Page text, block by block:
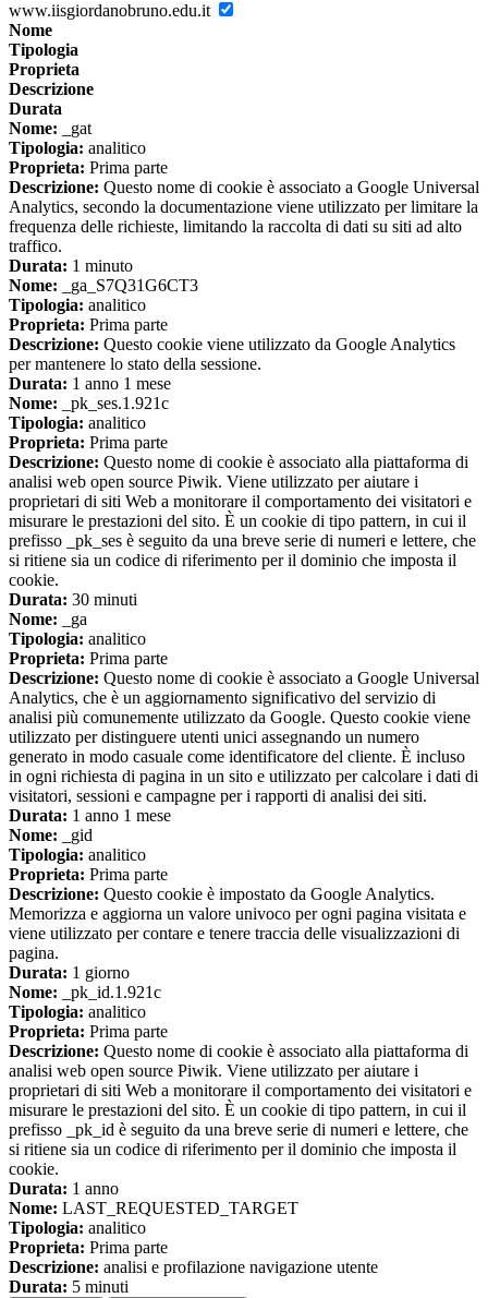
www.iisgiordanobruno.edu.it
Nome
Tipologia
Proprieta
Descrizione
Durata
Nome: _gat
Tipologia: analitico
Proprieta: Prima parte
Descrizione: Questo nome di cookie è associato a Google Universal
Analytics, secondo la documentazione viene utilizzato per limitare la
frequenza delle richieste, limitando la raccolta di dati su siti ad alto
traffico.
Durata: 1 minuto
Nome: _ga_S7Q31G6CT3
Tipologia: analitico
Proprieta: Prima parte
Descrizione: Questo cookie viene utilizzato da Google Analytics
per mantenere lo stato della sessione.
Durata: 1 anno 1 mese
Nome: _pk_ses.1.921c
Tipologia: analitico
Proprieta: Prima parte
Descrizione: Questo nome di cookie è associato alla piattaforma di
analisi web open source Piwik. Viene utilizzato per aiutare i
proprietari di siti Web a monitorare il comportamento dei visitatori e
misurare le prestazioni del sito. È un cookie di tipo pattern, in cui il
prefisso _pk_ses è seguito da una breve serie di numeri e lettere, che
si ritiene sia un codice di riferimento per il dominio che imposta il
cookie.
Durata: 30 minuti
Nome: _ga
Tipologia: analitico
Proprieta: Prima parte
Descrizione: Questo nome di cookie è associato a Google Universal
Analytics, che è un aggiornamento significativo del servizio di
analisi più comunemente utilizzato da Google. Questo cookie viene
utilizzato per distinguere utenti unici assegnando un numero
generato in modo casuale come identificatore del cliente. È incluso
in ogni richiesta di pagina in un sito e utilizzato per calcolare i dati di
visitatori, sessioni e campagne per i rapporti di analisi dei siti.
Durata: 1 anno 1 mese
Nome: _gid
Tipologia: analitico
Proprieta: Prima parte
Descrizione: Questo cookie è impostato da Google Analytics.
Memorizza e aggiorna un valore univoco per ogni pagina visitata e
viene utilizzato per contare e tenere traccia delle visualizzazioni di
pagina.
Durata: 1 giorno
Nome: _pk_id.1.921c
Tipologia: analitico
Proprieta: Prima parte
Descrizione: Questo nome di cookie è associato alla piattaforma di
analisi web open source Piwik. Viene utilizzato per aiutare i
proprietari di siti Web a monitorare il comportamento dei visitatori e
misurare le prestazioni del sito. È un cookie di tipo pattern, in cui il
prefisso _pk_id è seguito da una breve serie di numeri e lettere, che
si ritiene sia un codice di riferimento per il dominio che imposta il
cookie.
Durata: 1 anno
Nome: LAST_REQUESTED_TARGET
Tipologia: analitico
Proprieta: Prima parte
Descrizione: analisi e profilazione navigazione utente
Durata: 5 minuti